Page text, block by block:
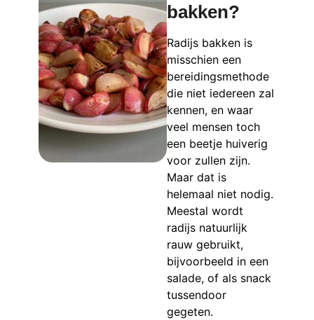
bakken?
Radijs bakken is
misschien een
bereidingsmethode
die niet iedereen zal
kennen, en waar
veel mensen toch
een beetje huiverig
voor zullen zijn.
Maar dat is
helemaal niet nodig.
Meestal wordt
radijs natuurlijk
rauw gebruikt,
bijvoorbeeld in een
salade, of als snack
tussendoor
gegeten.